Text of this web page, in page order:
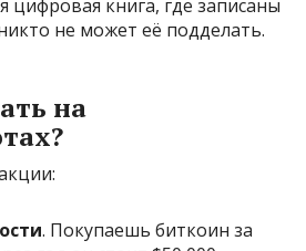
цифровая книга, где записаны
не может её подделать.
на
. Покупаешь биткоин за